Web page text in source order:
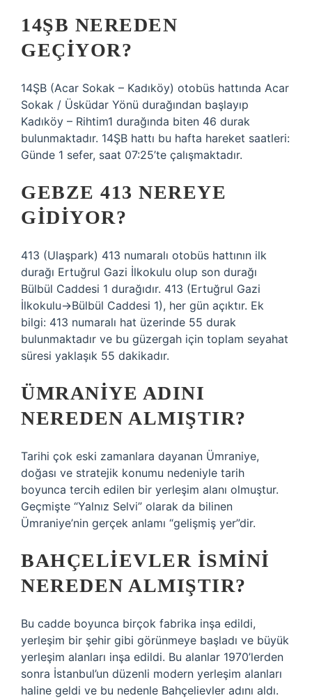
14ŞB NEREDEN
GEÇIYOR?
14ŞB (Acar Sokak – Kadıköy) otobüs hattında Acar
Sokak / Üsküdar Yönü durağından başlayıp
Kadıköy – Rihtim1 durağında biten 46 durak
bulunmaktadır. 14ŞB hattı bu hafta hareket saatleri:
Günde 1 sefer, saat 07:25’te çalışmaktadır.
GEBZE 413 NEREYE
GIDIYOR?
413 (Ulaşpark) 413 numaralı otobüs hattının ilk
durağı Ertuğrul Gazi İlkokulu olup son durağı
Bülbül Caddesi 1 durağıdır. 413 (Ertuğrul Gazi
İlkokulu‎→Bülbül Caddesi 1), her gün açıktır. Ek
bilgi: 413 numaralı hat üzerinde 55 durak
bulunmaktadır ve bu güzergah için toplam seyahat
süresi yaklaşık 55 dakikadır.
ÜMRANIYE ADINI
NEREDEN ALMIŞTIR?
Tarihi çok eski zamanlara dayanan Ümraniye,
doğası ve stratejik konumu nedeniyle tarih
boyunca tercih edilen bir yerleşim alanı olmuştur.
Geçmişte “Yalnız Selvi” olarak da bilinen
Ümraniye’nin gerçek anlamı “gelişmiş yer”dir.
BAHÇELIEVLER ISMINI
NEREDEN ALMIŞTIR?
Bu cadde boyunca birçok fabrika inşa edildi,
yerleşim bir şehir gibi görünmeye başladı ve büyük
yerleşim alanları inşa edildi. Bu alanlar 1970’lerden
sonra İstanbul’un düzenli modern yerleşim alanları
haline geldi ve bu nedenle Bahçelievler adını aldı.